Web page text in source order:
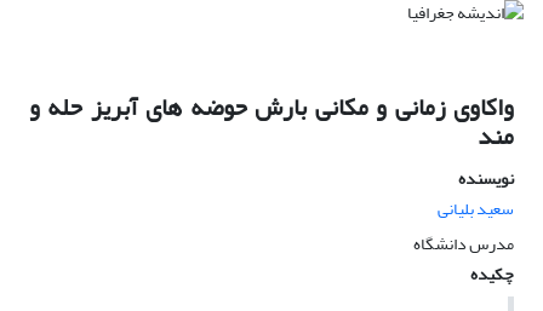
واکاوی زمانی و مکانی بارش حوضه های آبریز حله و
مند
نویسنده
سعید بلیانی
مدرس دانشگاه
چکیده